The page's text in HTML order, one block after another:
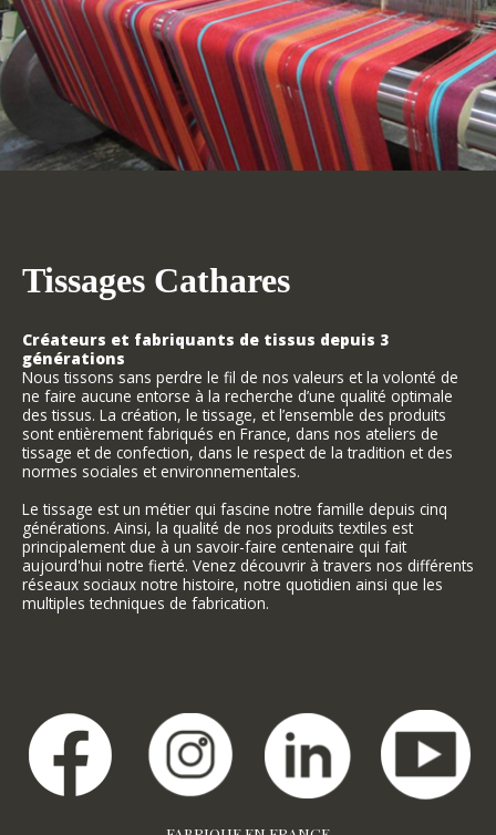
Tissages Cathares
Créateurs et fabriquants de tissus depuis 3
générations
Nous tissons sans perdre le fil de nos valeurs et la volonté de
ne faire aucune entorse à la recherche d’une qualité optimale
des tissus. La création, le tissage, et l’ensemble des produits
sont entièrement fabriqués en France, dans nos ateliers de
tissage et de confection, dans le respect de la tradition et des
normes sociales et environnementales.
Le tissage est un métier qui fascine notre famille depuis cinq
générations. Ainsi, la qualité de nos produits textiles est
principalement due à un savoir-faire centenaire qui fait
aujourd'hui notre fierté. Venez découvrir à travers nos différents
réseaux sociaux notre histoire, notre quotidien ainsi que les
multiples techniques de fabrication.